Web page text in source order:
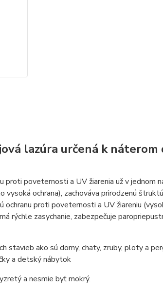
lazúra určená k náterom
proti poveternosti a UV žiarenia už v jednom
ochrana), zachováva prirodzenú
ochranu proti poveternosti a UV žiareniu
rýchle zasychanie, zabezpečuje
stavieb ako sú domy, chaty, zruby, ploty a
a detský nábytok
a nesmie byť mokrý.